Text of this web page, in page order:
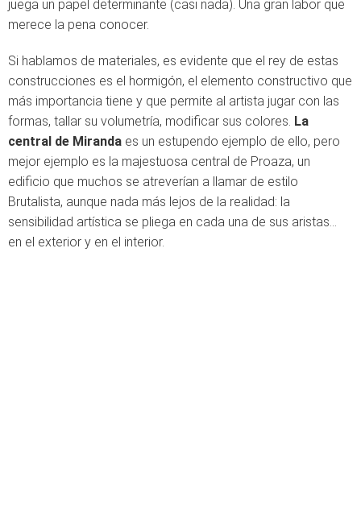
juega un papel determinante (casi nada). Una gran labor que
merece la pena conocer.
Si hablamos de materiales, es evidente que el rey de estas
construcciones es el hormigón, el elemento constructivo que
más importancia tiene y que permite al artista jugar con las
formas, tallar su volumetría, modificar sus colores. La
central de Miranda es un estupendo ejemplo de ello, pero
mejor ejemplo es la majestuosa central de Proaza, un
edificio que muchos se atreverían a llamar de estilo
Brutalista, aunque nada más lejos de la realidad: la
sensibilidad artística se pliega en cada una de sus aristas…
en el exterior y en el interior.